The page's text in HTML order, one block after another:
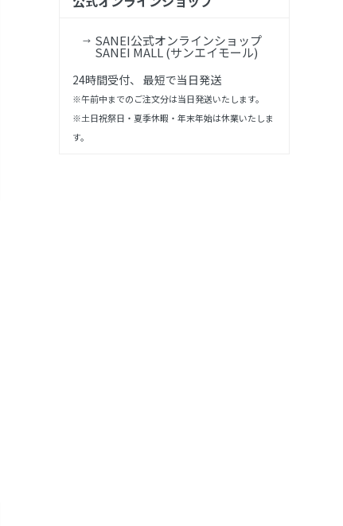
SANEI公式オンラインショップ
SANEI MALL (サンエイモール)
24時間受付、 最短で当日発送
※午前中までのご注文分は当日発送いたします。
※土日祝祭日・夏季休暇・年末年始は休業いたしま
す。